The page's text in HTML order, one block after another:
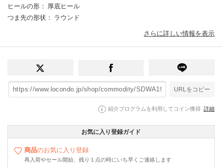
ヒールの形 ： 厚底ヒール
つま先の形状 ： ラウンド
さらに詳しい情報を表示
URLをコピー
紹介プログラムを利用してコイン獲得 詳細
お気に入り登録ガイド
商品のお気に入り登録
再入荷やセール開始、残り１点の時にいち早くご連絡します